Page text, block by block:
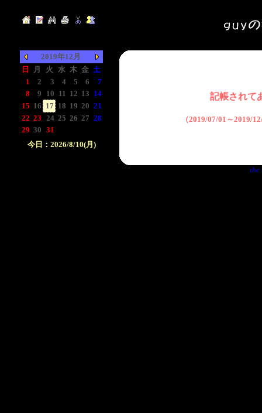
2019年12月
日
月 火 水 木 金 土
1
2 3 4 5 6
7
8
9 10 11 12 13 14
15 16 17 18 19 20 21
22 23 24 25 26 27 28
29 30 31
今日：2026/8/10(月)
記帳されて
（2019/07/01～2019/
the